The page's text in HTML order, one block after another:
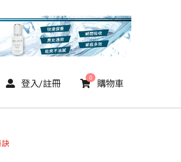
登入/註冊 購物車
0